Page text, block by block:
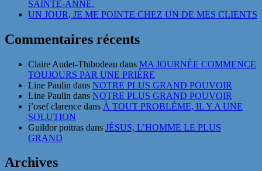
SAINTE-ANNE.
UN JOUR, JE ME POINTE CHEZ UN DE MES CLIENTS
Commentaires récents
Claire Audet-Thibodeau dans MA JOURNÉE COMMENCE
TOUJOURS PAR UNE PRIÈRE
Line Paulin dans NOTRE PLUS GRAND POUVOIR
Line Paulin dans NOTRE PLUS GRAND POUVOIR
j’osef clarence dans À TOUT PROBLÈME, IL Y A UNE
SOLUTION
Guildor poitras dans JÉSUS, L’HOMME LE PLUS
GRAND
Archives